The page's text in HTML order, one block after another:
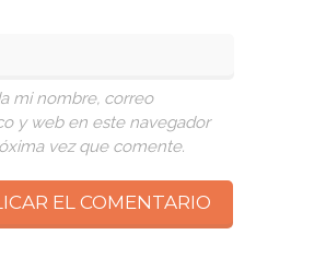
mi nombre, correo
y web en este navegador
vez que comente.